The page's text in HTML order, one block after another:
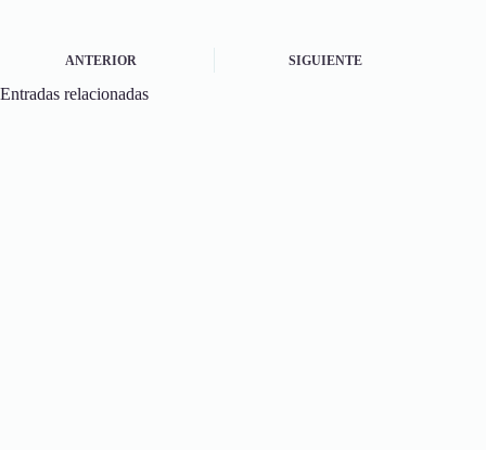
ANTERIOR SIGUIENTE
Entradas relacionadas